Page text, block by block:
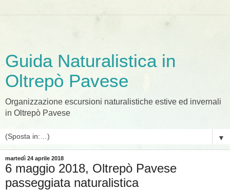
Guida Naturalistica in
Oltrepò Pavese
Organizzazione escursioni naturalistiche estive ed invernali
in Oltrepò Pavese
▼
martedì 24 aprile 2018
6 maggio 2018, Oltrepò Pavese
passeggiata naturalistica